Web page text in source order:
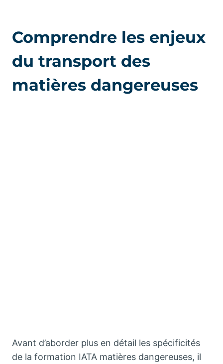
Comprendre les enjeux
du transport des
matières dangereuses
Avant d’aborder plus en détail les spécificités
de la formation IATA matières dangereuses, il